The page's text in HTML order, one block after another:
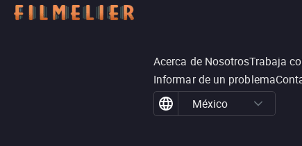
Acerca de NosotrosTrabaja
Informar de un problema
México